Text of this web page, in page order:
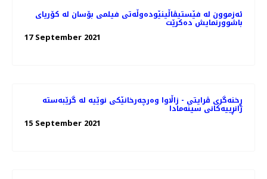
ئەزموون لە فێستیڤاڵینێوده‌وڵه‌تی فیلمی بۆسان له کۆریای
باشوورنمایش ده‌کرێت
17 September 2021
ڕخنەگری ڤرایتی - زاڵاوا وەرچەرخانێکی نوێیە لە گرێبەستە
ژانڕییەکانی سینەمادا
15 September 2021